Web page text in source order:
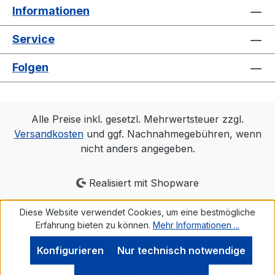
Informationen
Service
Folgen
Alle Preise inkl. gesetzl. Mehrwertsteuer zzgl.
Versandkostenund ggf. Nachnahmegebühren, wenn
nicht anders angegeben.
Realisiert mit Shopware
Diese Website verwendet Cookies, um eine bestmögliche
Erfahrung bieten zu können. Mehr Informationen ...
Nur technisch notwendige
Konfigurieren